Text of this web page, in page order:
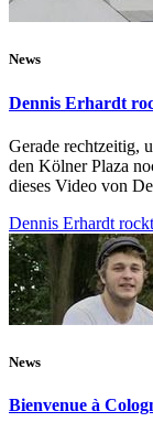
News
Dennis Erhardt
Gerade rechtzeitig,
den Kölner Plaza
dieses Video von
Dennis Erhardt
News
Bienvenue à